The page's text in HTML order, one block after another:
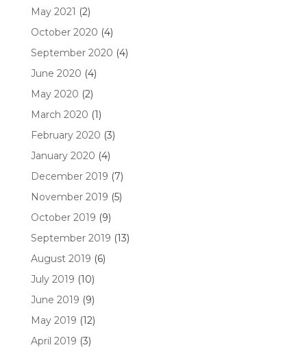
May 2021 (2)
October 2020 (4)
September 2020 (4)
June 2020 (4)
May 2020 (2)
March 2020 (1)
February 2020 (3)
January 2020 (4)
December 2019 (7)
November 2019 (5)
October 2019 (9)
September 2019 (13)
August 2019 (6)
July 2019 (10)
June 2019 (9)
May 2019 (12)
April 2019 (3)